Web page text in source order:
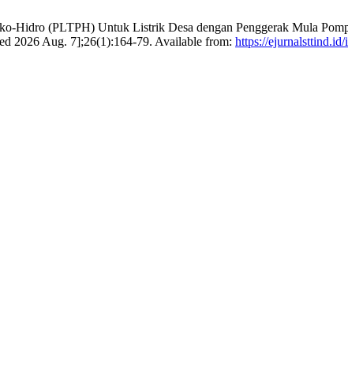
Hidro (PLTPH) Untuk Listrik Desa dengan Penggerak Mula
2026 Aug. 7];26(1):164-79. Available from: https://